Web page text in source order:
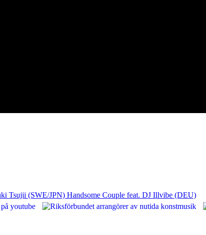
Tsujii (SWE/JPN) Handsome Couple feat. DJ Illvibe (DEU)